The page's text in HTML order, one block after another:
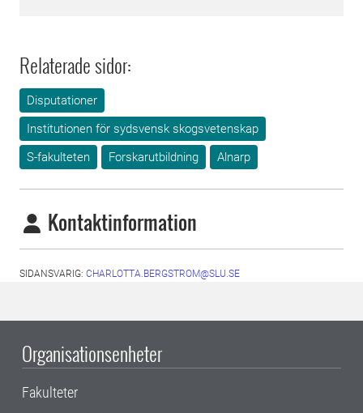
Relaterade sidor:
Disputationer
Institutionen för sydsvensk skogsvetenskap
S-fakulteten
Forskarutbildning Alnarp
Kontaktinformation
SIDANSVARIG: CHARLOTTA.BERGSTROM@SLU.SE
Organisationsenheter
Fakulteter